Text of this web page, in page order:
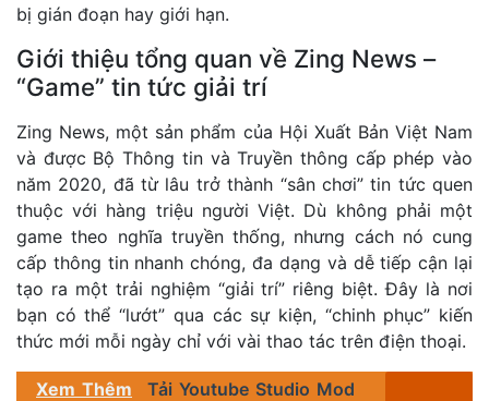
bị gián đoạn hay giới hạn.
Giới thiệu tổng quan về Zing News –
“Game” tin tức giải trí
Zing News, một sản phẩm của Hội Xuất Bản Việt Nam
và được Bộ Thông tin và Truyền thông cấp phép vào
năm 2020, đã từ lâu trở thành “sân chơi” tin tức quen
thuộc với hàng triệu người Việt. Dù không phải một
game theo nghĩa truyền thống, nhưng cách nó cung
cấp thông tin nhanh chóng, đa dạng và dễ tiếp cận lại
tạo ra một trải nghiệm “giải trí” riêng biệt. Đây là nơi
bạn có thể “lướt” qua các sự kiện, “chinh phục” kiến
thức mới mỗi ngày chỉ với vài thao tác trên điện thoại.
Xem Thêm
Tải Youtube Studio Mod